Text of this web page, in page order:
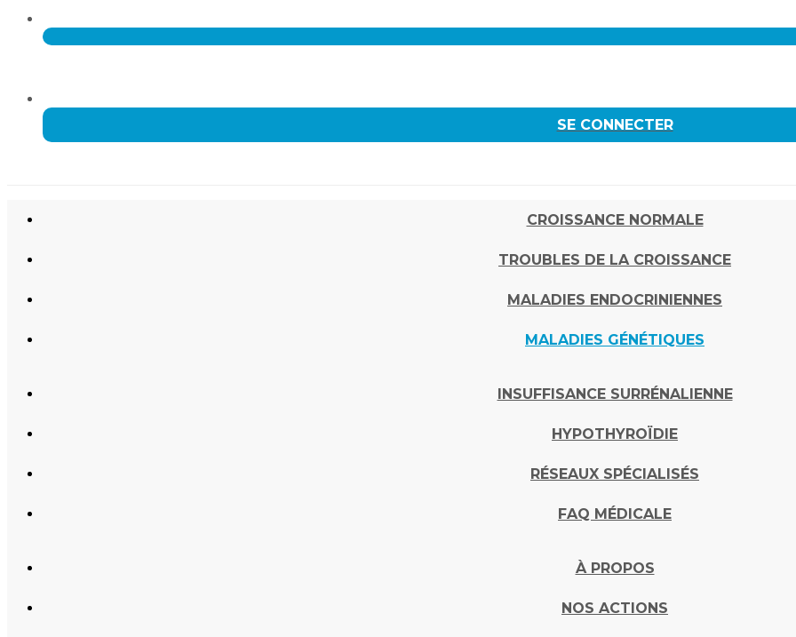
SE CONNECTER
CROISSANCE NORMALE
TROUBLES DE LA CROISSANCE
MALADIES ENDOCRINIENNES
MALADIES GÉNÉTIQUES
INSUFFISANCE SURRÉNALIENNE
HYPOTHYROÏDIE
RÉSEAUX SPÉCIALISÉS
FAQ MÉDICALE
À PROPOS
NOS ACTIONS